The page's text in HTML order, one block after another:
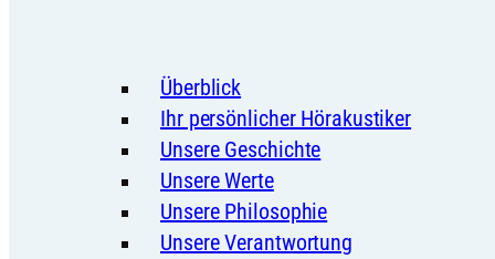
Überblick
Ihr persönlicher Hörakustiker
Unsere Geschichte
Unsere Werte
Unsere Philosophie
Unsere Verantwortung